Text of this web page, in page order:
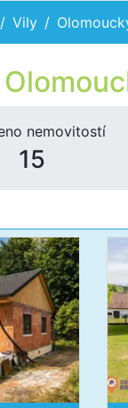
Vily
nemovitostí
15